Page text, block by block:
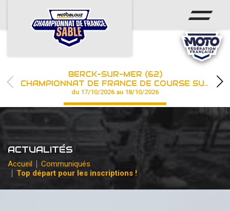
ACCUEIL
ACTUS
CHAMPIONNAT
RÉSULTATS
PHOTOS / WEB TV
PARTENAIRES
BERCK-SUR-MER (62)
CHAMPIONNAT DE FRANCE DE COURSE SUR SABLE
du 17/10/2026 au 18/10/2026
ACTUALITÉS
Accueil
Communiqués
Top départ pour les inscriptions !